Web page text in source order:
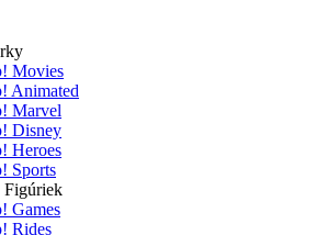
Movies
Animated
Marvel
Disney
Heroes
Sports
Figúriek
Games
Rides